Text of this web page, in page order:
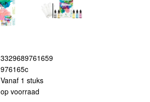
3329689761659
976165c
Vanaf 1 stuks
op voorraad